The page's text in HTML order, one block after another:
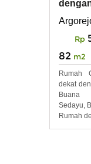
Rp
82 m2
Rumah
dekat
Buana
Sedayu,
Rumah